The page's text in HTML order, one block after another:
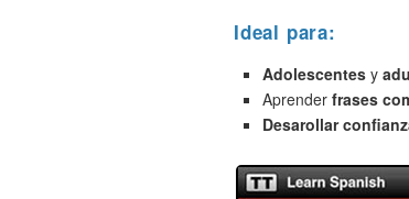
Ideal para:
Adolescentes y
Aprender frases
Desarollar